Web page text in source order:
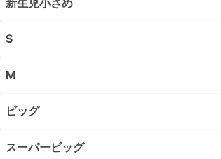
S
M
ビッグ
スーパービッグ